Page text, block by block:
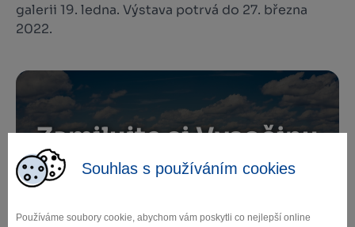
Souhlas s používáním cookies
Používáme soubory cookie, abychom vám poskytli co nejlepší online
galerii 19. ledna. Výstava potrvá do 27. března
2022.
Zamilujte si Vysočinu
Přihlaste se k odběru našeho newsletteru